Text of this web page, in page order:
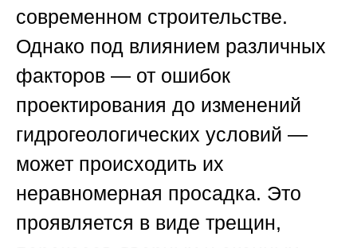
современном строительстве.
Однако под влиянием различных
факторов — от ошибок
проектирования до изменений
гидрогеологических условий —
может происходить их
неравномерная просадка. Это
проявляется в виде трещин,